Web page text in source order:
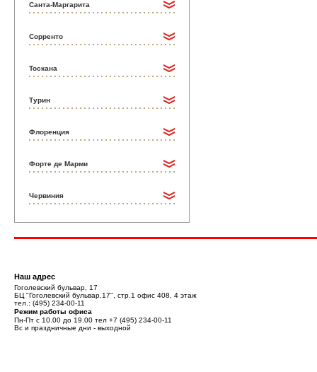
Санта-Маргарита
Сорренто
Тоскана
Турин
Флоренция
Форте де Марми
Червиния
Наш адрес
Гоголевский бульвар, 17
БЦ "Гоголевский бульвар,17", стр.1 офис 408, 4 этаж
тел.: (495) 234-00-11
Режим работы офиса
Пн-Пт с 10.00 до 19.00 тел +7 (495) 234-00-11
Вс и праздничные дни - выходной